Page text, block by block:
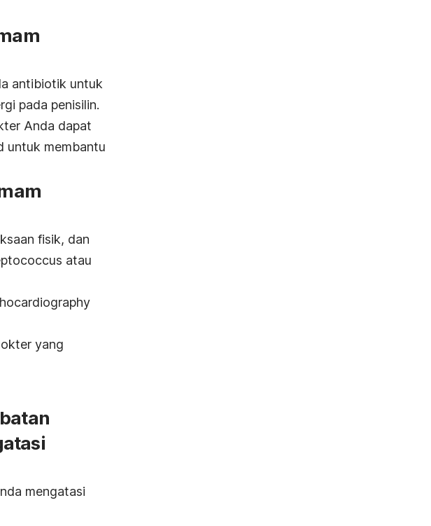
antibiotik untuk
pada penisilin.
Anda dapat
untuk membantu
fisik, dan
atau
yang
mengatasi